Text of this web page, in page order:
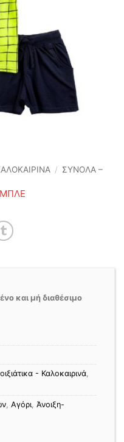
/ ΣΥΝΟΛΑ –
ΜΠΛΕ
και μή διαθέσιμο
- Καλοκαιρινά,
, Αγόρι, Άνοιξη-